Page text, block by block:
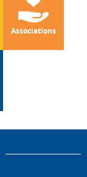
Associations